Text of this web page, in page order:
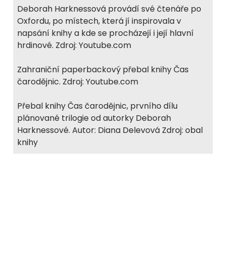
Deborah Harknessová provádí své čtenáře po
Oxfordu, po místech, která jí inspirovala v
napsání knihy a kde se procházejí i její hlavní
hrdinové. Zdroj: Youtube.com
Zahraniční paperbackový přebal knihy Čas
čarodějnic. Zdroj: Youtube.com
Přebal knihy Čas čarodějnic, prvního dílu
plánované trilogie od autorky Deborah
Harknessové. Autor: Diana Delevová Zdroj: obal
knihy